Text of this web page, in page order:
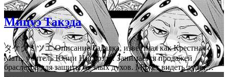
Мицуэ Такэда
タケダミツエ Описание Гадалка, известная как Крестная
Мать, учитель Юлии Нигурэдо. Занимается продажей
браслетов для защиты от злых духов. Может видеть души…